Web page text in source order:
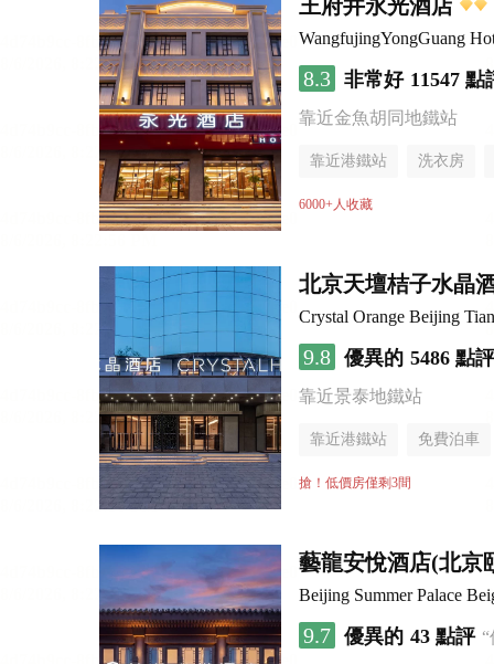
王府井永光酒店
WangfujingYongGuang
8.3 非常好 11547 點
靠近金魚胡同地鐵站
靠近港鐵站 洗衣房
6000+人收藏
北京天壇桔子水晶
Crystal Orange Beijing
9.8 優異的 5486 點評
靠近景泰地鐵站
靠近港鐵站 免費泊車
行李寄存服務
搶！低價房僅剩3間
藝龍安悅酒店(北京
Beijing Summer Palace
9.7 優異的 43 點評